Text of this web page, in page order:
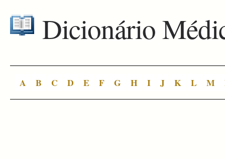
Dicionário
A B C D E F G H I J K L M